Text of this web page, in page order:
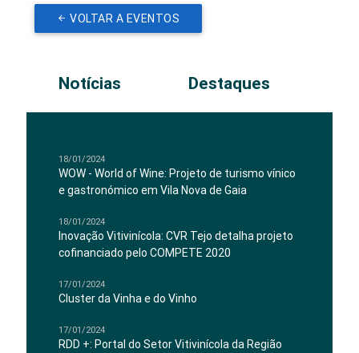
VOLTAR A EVENTOS
Notícias Destaques
18/01/2024
WOW - World of Wine: Projeto de turismo vínico
e gastronómico em Vila Nova de Gaia
18/01/2024
Inovação Vitivinícola: CVR Tejo detalha projeto
cofinanciado pelo COMPETE 2020
17/01/2024
Cluster da Vinha e do Vinho
17/01/2024
RDD +: Portal do Setor Vitivinícola da Região